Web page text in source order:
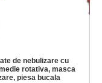
de nebulizare cu
rotativa, masca
piesa bucala